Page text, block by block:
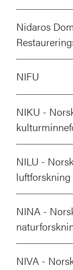
Nidaros
NIFU
NIKU -
NILU -
luftforskning
NINA -
NIVA -